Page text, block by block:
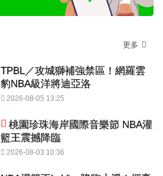
更多
TPBL／攻城獅補強禁區！網羅雲
豹NBA級洋將迪亞洛
2026-08-05 13:25
桃園珍珠海岸國際音樂節 NBA灌
籃王震撼降臨
2026-08-03 10:36